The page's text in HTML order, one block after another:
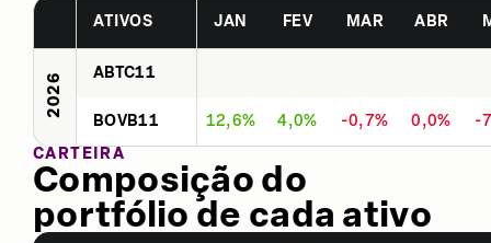
ATIVOS JAN FEV MAR ABR
2026 ABTC11
BOVB11 12,6% 4,0% -0,7% 0,0%
-
CARTEIRA
Composição do
portfólio de cada ativo